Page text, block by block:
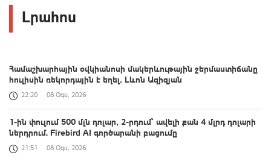
Լրահոս
Համաշխարհային օվկիանոսի մակերևութային ջերմաստիճանը
հուլիսին ռեկորդային է եղել․ Լևոն Ազիզյան
22:20 08 Օգս, 2026
1-ին փուլում 500 մլն դոլար, 2-րդում՝ ավելի քան 4 մլրդ դոլարի
ներդրում. Firebird AI գործարանի բացումը
21:51 08 Օգս, 2026